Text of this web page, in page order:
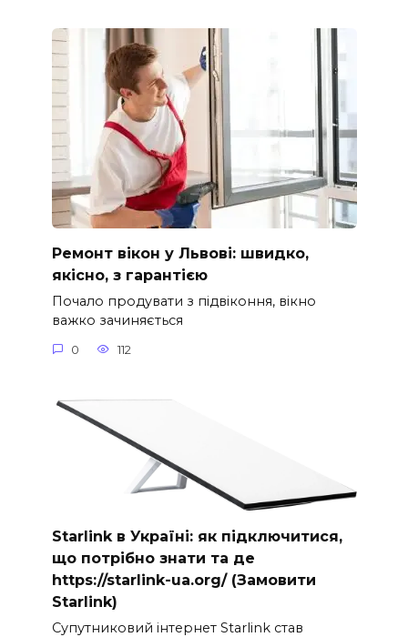
Ремонт вікон у Львові: швидко,
якісно, з гарантією
Почало продувати з підвіконня, вікно
важко зачиняється
0 112
Starlink в Україні: як підключитися,
що потрібно знати та де
https://starlink-ua.org/ (Замовити
Starlink)
Супутниковий інтернет Starlink став